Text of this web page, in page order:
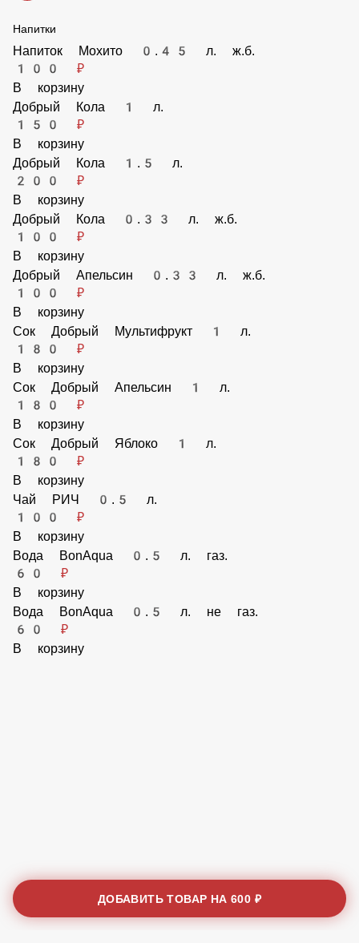
Напитки
Напиток Мохито 0.45 л. ж.б.
100 ₽
В корзину
Добрый Кола 1 л.
150 ₽
В корзину
Добрый Кола 1.5 л.
200 ₽
В корзину
Добрый Кола 0.33 л. ж.б.
100 ₽
В корзину
Добрый Апельсин 0.33 л. ж.б.
100 ₽
Сок Добрый Мультифрукт 1 л.
180 ₽
В корзину
Сок Добрый Апельсин 1 л.
180 ₽
В корзину
Сок Добрый Яблоко 1 л.
180 ₽
В корзину
ДОБАВИТЬ ТОВАР НА600 ₽